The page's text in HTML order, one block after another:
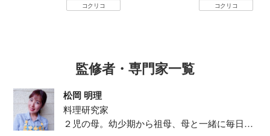
コクリコ コクリコ
監修者・専門家一覧
松岡 明理
料理研究家
２児の母。幼少期から祖母、母と一緒に毎日の